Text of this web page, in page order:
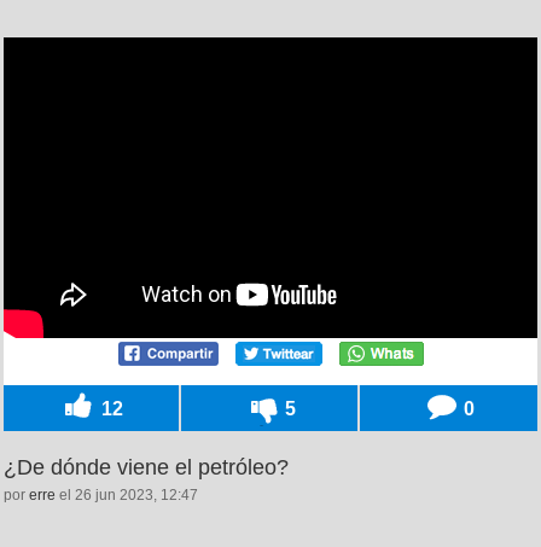
12 5 0
¿De dónde viene el petróleo?
por erre el 26 jun 2023, 12:47